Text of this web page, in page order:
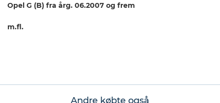
Opel G (B) fra årg. 06.2007 og frem
m.fl.
Andre købte også